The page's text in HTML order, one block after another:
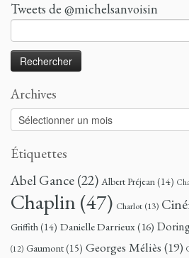
Tweets de @michelsanvoisin
Archives
Archives
Étiquettes
Abel Gance(22) Albert Préjean(14)
Chaplin(47) Charlot (13)
Griffith(14) Danielle Darrieux(16)
(12) Gaumont(15) Georges Méliès (19)